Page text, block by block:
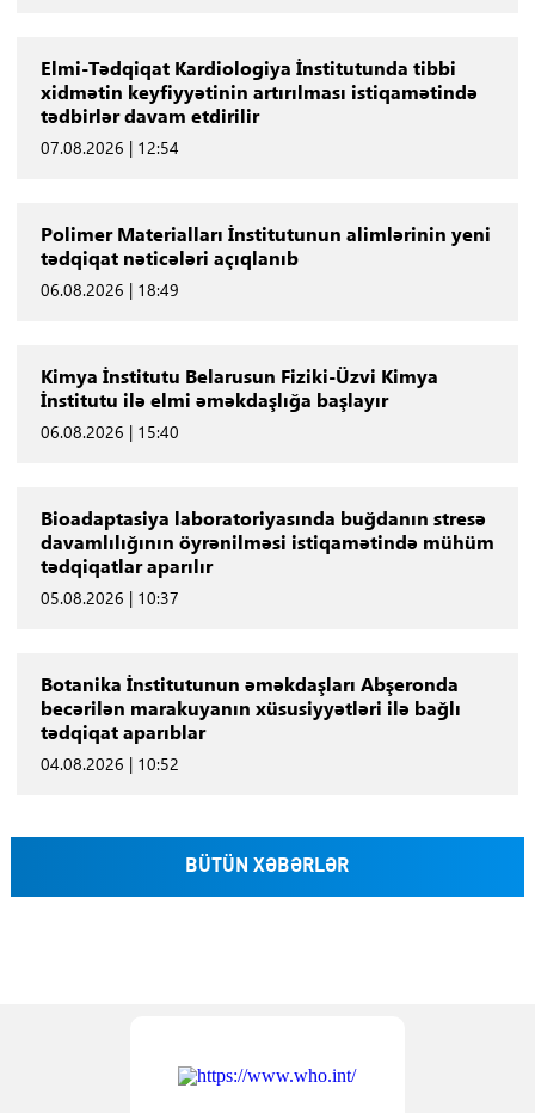
Elmi-Tədqiqat Kardiologiya İnstitutunda tibbi
xidmətin keyfiyyətinin artırılması istiqamətində
tədbirlər davam etdirilir
07.08.2026 | 12:54
Polimer Materialları İnstitutunun alimlərinin yeni
tədqiqat nəticələri açıqlanıb
06.08.2026 | 18:49
Kimya İnstitutu Belarusun Fiziki-Üzvi Kimya
İnstitutu ilə elmi əməkdaşlığa başlayır
06.08.2026 | 15:40
Bioadaptasiya laboratoriyasında buğdanın stresə
davamlılığının öyrənilməsi istiqamətində mühüm
tədqiqatlar aparılır
05.08.2026 | 10:37
Botanika İnstitutunun əməkdaşları Abşeronda
becərilən marakuyanın xüsusiyyətləri ilə bağlı
tədqiqat aparıblar
04.08.2026 | 10:52
BÜTÜN XƏBƏRLƏR